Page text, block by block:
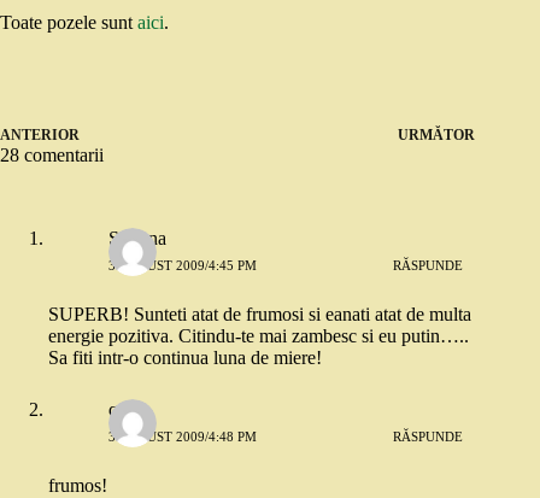
Toate pozele sunt aici.
ANTERIOR URMĂTOR
28 comentarii
Simona
3 AUGUST 2009/4:45 PM RĂSPUNDE
SUPERB! Sunteti atat de frumosi si eanati atat de multa
energie pozitiva. Citindu-te mai zambesc si eu putin…..
Sa fiti intr-o continua luna de miere!
quiz
3 AUGUST 2009/4:48 PM RĂSPUNDE
frumos!